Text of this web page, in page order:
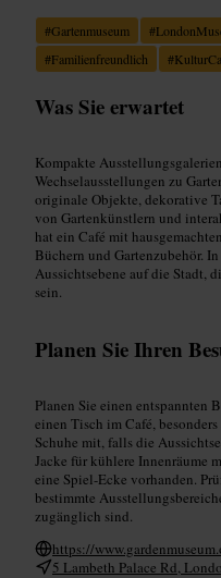
#Gartenmuseum #
#Familienfreundlich #
Was Sie erwartet
Kompakte
Wechselausstellungen zu
originale Objekte, dekorative
von Gartenkünstlern und
hat ein Café mit
Büchern und Gartenzubehör.
Aussichtsebene auf die Stadt,
sein.
Planen Sie Ihren
Planen Sie einen entspannten
einen Tisch im Café,
Schuhe mit, falls die
Jacke für kühlere Innenräume
eine Spiel-Ecke vorhanden.
bestimmte
zugänglich sind.
https://
5 Lambeth Palace Rd,